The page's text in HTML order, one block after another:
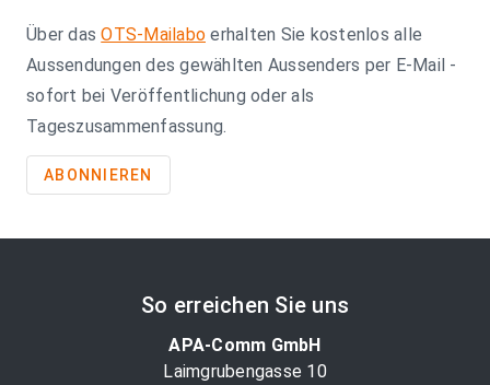
Über dasOTS-Mailabo erhalten Sie kostenlos alle
Aussendungen des gewählten Aussenders per E-Mail -
sofort bei Veröffentlichung oder als
Tageszusammenfassung.
ABONNIEREN
So erreichen Sie uns
APA-Comm GmbH
Laimgrubengasse 10